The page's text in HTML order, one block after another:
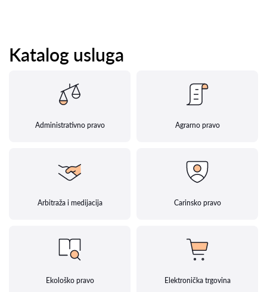
Katalog usluga
Administrativno pravo Agrarno pravo
Arbitraža i medijacija Carinsko pravo
Ekološko pravo Elektronička trgovina